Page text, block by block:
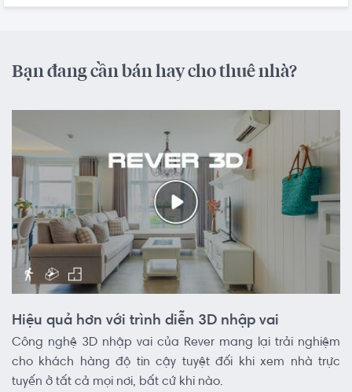
Bạn đang cần bán hay cho thuê nhà?
Hiệu quả hơn với trình diễn 3D nhập vai
Công nghệ 3D nhập vai của Rever mang lại trải nghiệm
cho khách hàng độ tin cậy tuyệt đối khi xem nhà trực
tuyến ở tất cả mọi nơi, bất cứ khi nào.